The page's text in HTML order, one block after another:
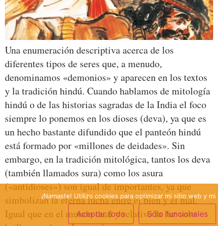
Una enumeración descriptiva acerca de los
diferentes tipos de seres que, a menudo,
denominamos «demonios» y aparecen en los textos
y la tradición hindú. Cuando hablamos de mitología
hindú o de las historias sagradas de la India el foco
siempre lo ponemos en los dioses (deva), ya que es
un hecho bastante difundido que el panteón hindú
está formado por «millones de deidades». Sin
embargo, en la tradición mitológica, tantos los deva
(también llamados sura) como los asura
(«antidioses») son igual de importantes, ya que
simbolizan la eterna lucha entre el bien y el mal.
Igual que en el mundo dual y relativo la luz solo
¡Namaste! Utilizo cookies para optimizar mi sitio web y mi
Aceptar todo Sólo funcionales